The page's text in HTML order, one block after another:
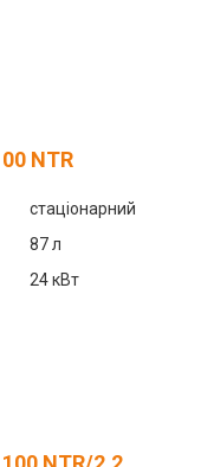
NTR
стаціонарний
87 л
24 кВт